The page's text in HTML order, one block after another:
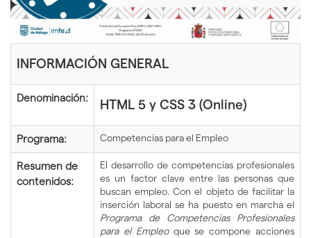
idioma
INFORMACIÓN GENERAL
Denominación: HTML 5 y CSS 3 (Online)
Programa: Competencias para el Empleo
Resumen de
contenidos:
El desarrollo de competencias profesionales
es un factor clave entre las personas que
buscan empleo. Con el objeto de facilitar la
inserción laboral se ha puesto en marcha el
Programa de Competencias Profesionales
para el Empleoque se compone acciones